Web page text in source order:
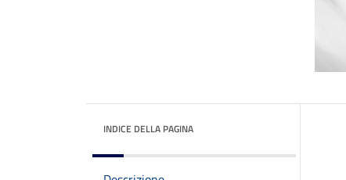
INDICE DELLA PAGINA